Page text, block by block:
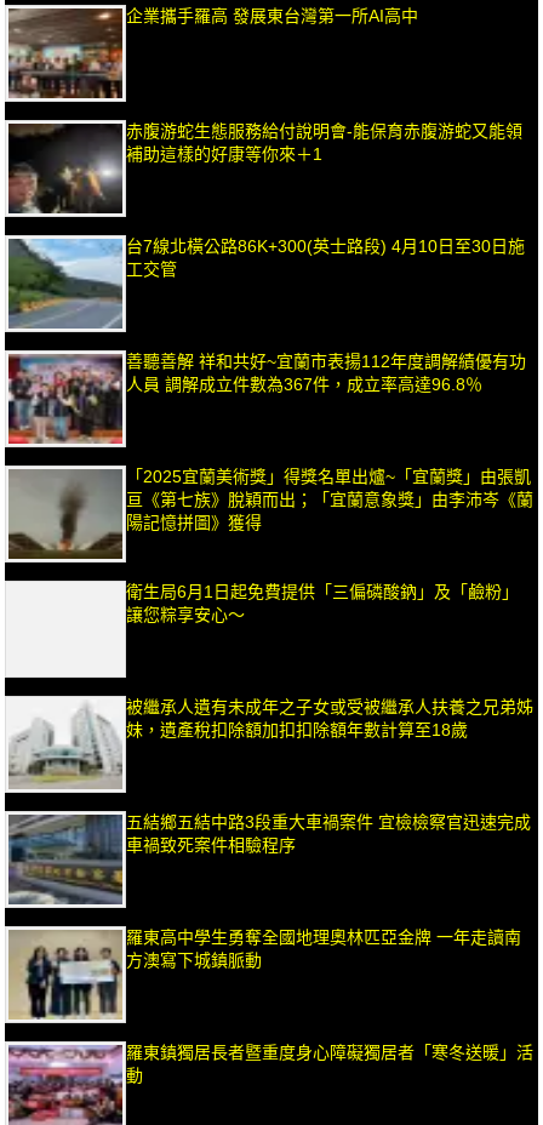
企業攜手羅高 發展東台灣第一所AI高中
赤腹游蛇生態服務給付說明會-能保育赤腹游蛇又能領
補助這樣的好康等你來＋1
台7線北橫公路86K+300(英士路段) 4月10日至30日施
工交管
善聽善解 祥和共好~宜蘭市表揚112年度調解績優有功
人員 調解成立件數為367件，成立率高達96.8％
「2025宜蘭美術獎」得獎名單出爐~「宜蘭獎」由張凱
亘《第七族》脫穎而出；「宜蘭意象獎」由李沛岑《蘭
陽記憶拼圖》獲得
衛生局6月1日起免費提供「三偏磷酸鈉」及「鹼粉」
讓您粽享安心～
被繼承人遺有未成年之子女或受被繼承人扶養之兄弟姊
妹，遺產稅扣除額加扣扣除額年數計算至18歲
五結鄉五結中路3段重大車禍案件 宜檢檢察官迅速完成
車禍致死案件相驗程序
羅東高中學生勇奪全國地理奧林匹亞金牌 一年走讀南
方澳寫下城鎮脈動
羅東鎮獨居長者暨重度身心障礙獨居者「寒冬送暖」活
動